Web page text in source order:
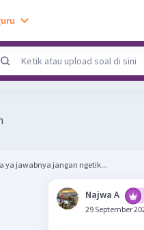
ya jawabnya jangan ngetik...
Najwa A
29 September